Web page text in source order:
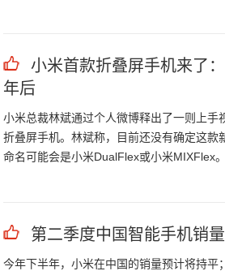
小米首款折叠屏手机来了
年后
小米总裁林斌通过个人微博释出了一则上手
折叠屏手机。林斌称，目前还没有确定这款
命名可能会是小米DualFlex或小米MIXFlex。
第二季度中国智能手机销
今年下半年，小米在中国的销量预计将持平